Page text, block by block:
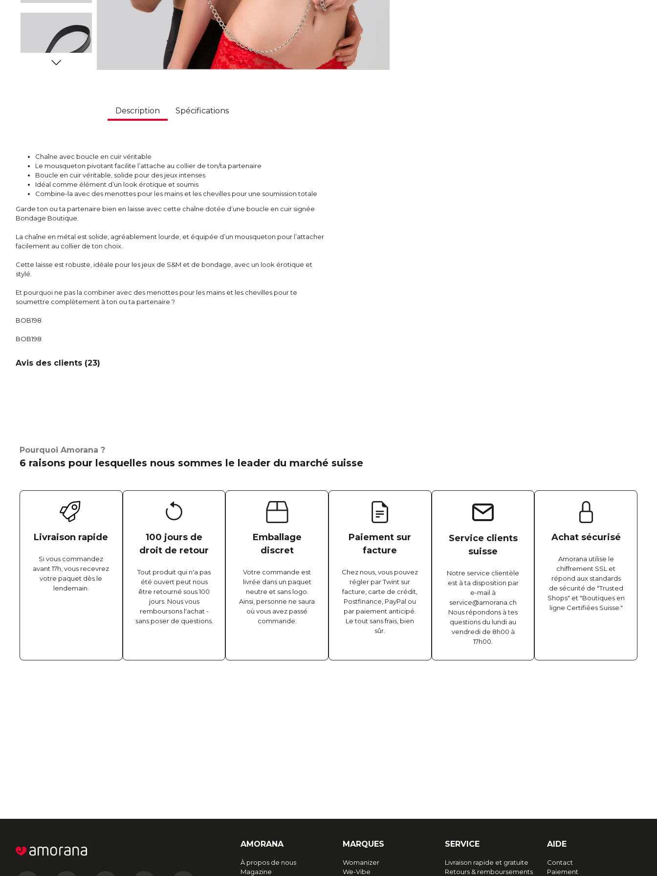
Description Spécifications
Chaîne avec boucle en cuir véritable
Le mousqueton pivotant facilite l’attache au collier de ton/ta partenaire
Boucle en cuir véritable, solide pour des jeux intenses
Idéal comme élément d’un look érotique et soumis
Combine-la avec des menottes pour les mains et les chevilles pour une soumission totale
Garde ton ou ta partenaire bien en laisse avec cette chaîne dotée d’une boucle en cuir signée
Bondage Boutique.
La chaîne en métal est solide, agréablement lourde, et équipée d’un mousqueton pour l’attacher
facilement au collier de ton choix.
Cette laisse est robuste, idéale pour les jeux de S&M et de bondage, avec un look érotique et
stylé.
Et pourquoi ne pas la combiner avec des menottes pour les mains et les chevilles pour te
soumettre complètement à ton ou ta partenaire ?
BOB198
BOB198
Avis des clients (23)
Pourquoi Amorana ?
6 raisons pour lesquelles nous sommes le leader du marché suisse
Livraison rapide
Si vous commandez
avant 17h, vous recevrez
votre paquet dès le
lendemain.
100 jours de
droit de retour
Tout produit qui n'a pas
été ouvert peut nous
être retourné sous 100
jours. Nous vous
remboursons l'achat -
sans poser de questions.
Emballage
discret
Votre commande est
livrée dans un paquet
neutre et sans logo.
Ainsi, personne ne saura
où vous avez passé
commande.
Paiement sur
facture
Chez nous, vous pouvez
régler par Twint sur
facture, carte de crédit,
Postfinance, PayPal ou
par paiement anticipé.
Le tout sans frais, bien
sûr.
Service clients
suisse
Notre service clientèle
est à ta disposition par
e-mail à
service@amorana.ch
Nous répondons à tes
questions du lundi au
vendredi de 8h00 à
17h00.
Achat sécurisé
Amorana utilise le
chiffrement SSL et
répond aux standards
de sécurité de "Trusted
Shops" et "Boutiques en
ligne Certifiées Suisse."
AMORANA
À propos de nous
Magazine
MARQUES
Womanizer
We-Vibe
SERVICE
Livraison rapide et gratuite
Retours & remboursements
AIDE
Contact
Paiement